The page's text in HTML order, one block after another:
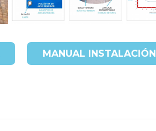
MANUAL INSTALACIÓN